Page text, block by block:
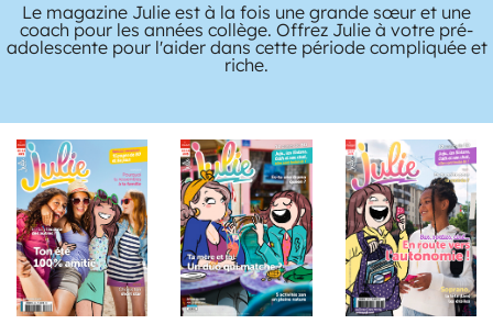
Le magazine Julie est à la fois une grande sœur et une
coach pour les années collège. Offrez Julie à votre pré-
adolescente pour l'aider dans cette période compliquée et
riche.